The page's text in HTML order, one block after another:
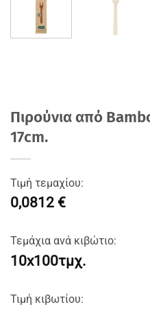
Πιρούνια από
17cm.
Τιμή τεμαχίου:
0,0812 €
Τεμάχια ανά κιβώτιο:
10x100τμχ.
Τιμή κιβωτίου: